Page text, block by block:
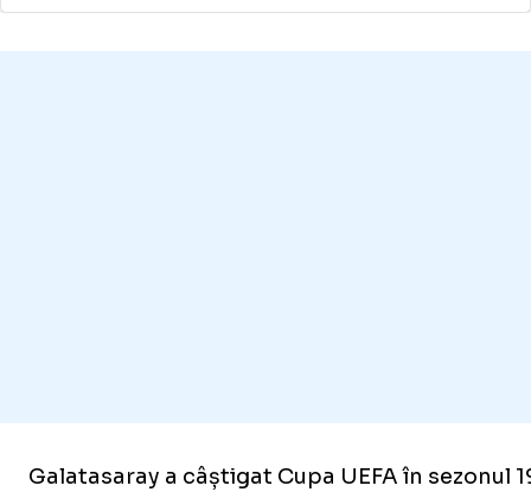
Galatasaray a câștigat Cupa UEFA în